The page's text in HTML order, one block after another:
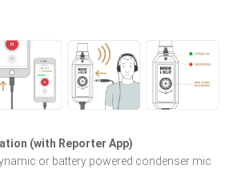
(with Reporter App)
or battery powered condenser mic